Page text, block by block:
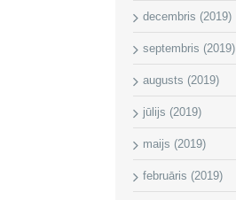
decembris (2019)
septembris (2019)
augusts (2019)
jūlijs (2019)
maijs (2019)
februāris (2019)